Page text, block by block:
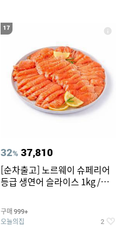
17
32% 37,810
[순차출고] 노르웨이 슈페리어
등급 생연어 슬라이스 1kg /
구매 999+
오늘의집 2